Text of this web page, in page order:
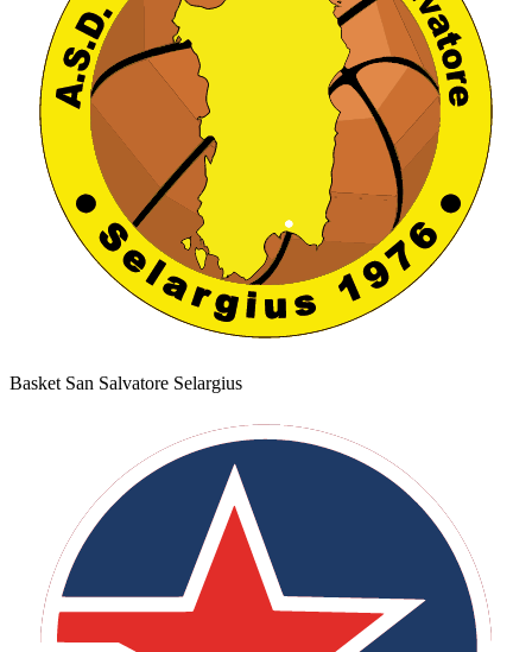
Basket San Salvatore Selargius